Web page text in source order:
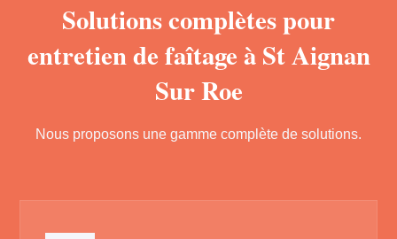
Solutions complètes pour
entretien de faîtage à St Aignan
Sur Roe
Nous proposons une gamme complète de solutions.